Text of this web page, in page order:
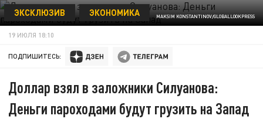
MAKSIM KONSTANTINOV/GLOBALLOOKPRESS
ЭКСКЛЮЗИВ ЭКОНОМИКА
19 ИЮЛЯ 18:10
ПОДПИШИТЕСЬ:
Доллар взял в заложники Силуанова:
Деньги пароходами будут грузить на Запад